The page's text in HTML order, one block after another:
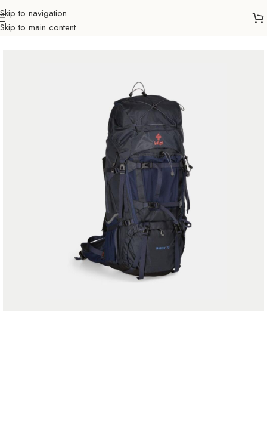
Skip to navigation
Skip to main content
Početna Outdoor